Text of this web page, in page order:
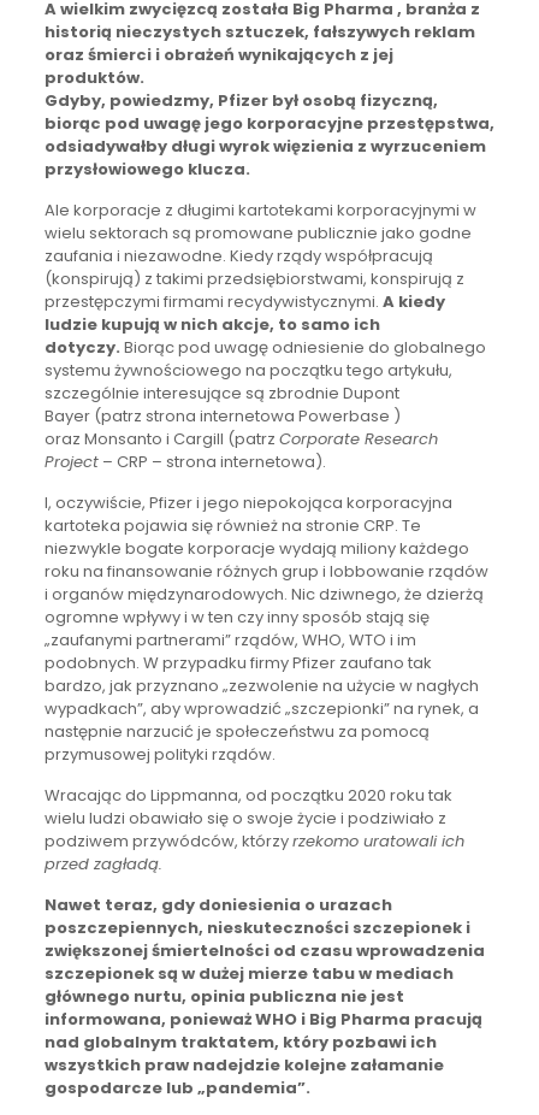
A wielkim zwycięzcą została Big Pharma , branża z
historią nieczystych sztuczek, fałszywych reklam
oraz śmierci i obrażeń wynikających z jej
produktów.
Gdyby, powiedzmy, Pfizer był osobą fizyczną,
biorąc pod uwagę jego korporacyjne przestępstwa,
odsiadywałby długi wyrok więzienia z wyrzuceniem
przysłowiowego klucza.
Ale korporacje z długimi kartotekami korporacyjnymi w
wielu sektorach są promowane publicznie jako godne
zaufania i niezawodne. Kiedy rządy współpracują
(konspirują) z takimi przedsiębiorstwami, konspirują z
przestępczymi firmami recydywistycznymi. A kiedy
ludzie kupują w nich akcje, to samo ich
dotyczy. Biorąc pod uwagę odniesienie do globalnego
systemu żywnościowego na początku tego artykułu,
szczególnie interesujące są zbrodnie Dupont
Bayer (patrz strona internetowa Powerbase )
oraz Monsanto i Cargill (patrz Corporate Research
Project– CRP – strona internetowa).
I, oczywiście, Pfizer i jego niepokojąca korporacyjna
kartoteka pojawia się również na stronie CRP. Te
niezwykle bogate korporacje wydają miliony każdego
roku na finansowanie różnych grup i lobbowanie rządów
i organów międzynarodowych. Nic dziwnego, że dzierżą
ogromne wpływy i w ten czy inny sposób stają się
„zaufanymi partnerami” rządów, WHO, WTO i im
podobnych. W przypadku firmy Pfizer zaufano tak
bardzo, jak przyznano „zezwolenie na użycie w nagłych
wypadkach”, aby wprowadzić „szczepionki” na rynek, a
następnie narzucić je społeczeństwu za pomocą
przymusowej polityki rządów.
Wracając do Lippmanna, od początku 2020 roku tak
wielu ludzi obawiało się o swoje życie i podziwiało z
podziwem przywódców, którzyrzekomo uratowali ich
przed zagładą.
Nawet teraz, gdy doniesienia o urazach
poszczepiennych, nieskuteczności szczepionek i
zwiększonej śmiertelności od czasu wprowadzenia
szczepionek są w dużej mierze tabu w mediach
głównego nurtu, opinia publiczna nie jest
informowana, ponieważ WHO i Big Pharma pracują
nad globalnym traktatem, który pozbawi ich
wszystkich praw nadejdzie kolejne załamanie
gospodarcze lub „pandemia”.